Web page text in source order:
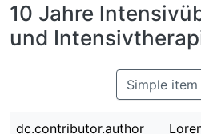
10 Jahre
und
Simple
dc.contributor.author